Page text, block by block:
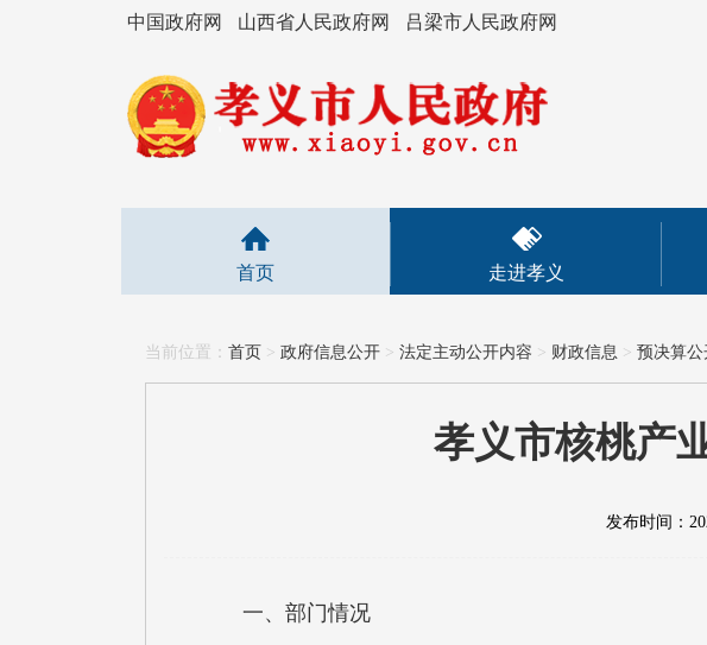
中国政府网 山西省人民政府网 吕梁市人民政府网
首页 走进孝义
当前位置： 首页 > 政府信息公开 > 法定主动公开内容 > 财政信息 > 预决算公
孝义市核桃产
发布时间：
一、部门情况